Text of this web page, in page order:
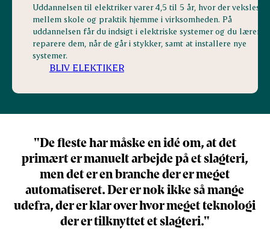
Uddannelsen til elektriker varer 4,5 til 5 år, hvor der veksles
mellem skole og praktik hjemme i virksomheden. På
uddannelsen får du indsigt i elektriske systemer og du lærer at
reparere dem, når de går i stykker, samt at installere nye
systemer.
BLIV ELEKTIKER
"De fleste har måske en idé om, at det
primært er manuelt arbejde på et slagteri,
men det er en branche der er meget
automatiseret. Der er nok ikke så mange
udefra, der er klar over hvor meget teknologi
der er tilknyttet et slagteri."